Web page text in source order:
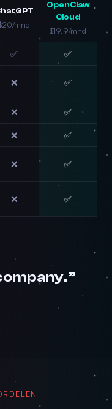
mnd
OpenClaw
Cloud
$19.9/mnd
✅ ✅
❌ ✅
❌ ✅
❌ ✅
❌ ✅
❌ ✅